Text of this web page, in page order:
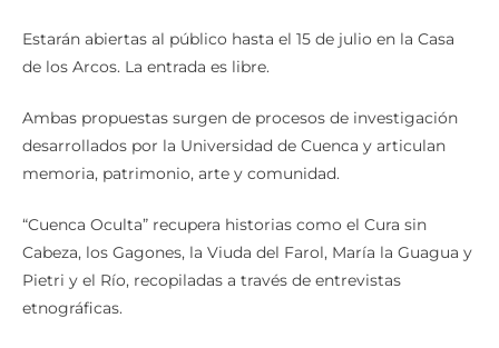
Estarán abiertas al público hasta el 15 de julio en la Casa
de los Arcos. La entrada es libre.
Ambas propuestas surgen de procesos de investigación
desarrollados por la Universidad de Cuenca y articulan
memoria, patrimonio, arte y comunidad.
“Cuenca Oculta” recupera historias como el Cura sin
Cabeza, los Gagones, la Viuda del Farol, María la Guagua y
Pietri y el Río, recopiladas a través de entrevistas
etnográficas.